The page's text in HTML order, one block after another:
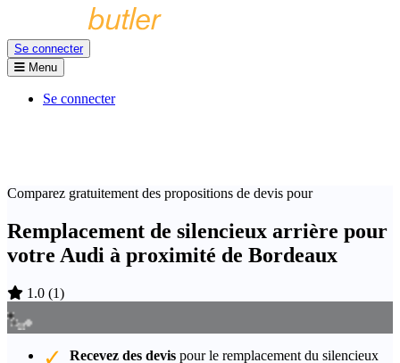
Se connecter
Menu
Se connecter
Comparez gratuitement des propositions de devis pour
Remplacement de silencieux arrière pour
votre Audi à proximité de Bordeaux
1.0 (1)
Recevez des devis pour le remplacement du silencieux